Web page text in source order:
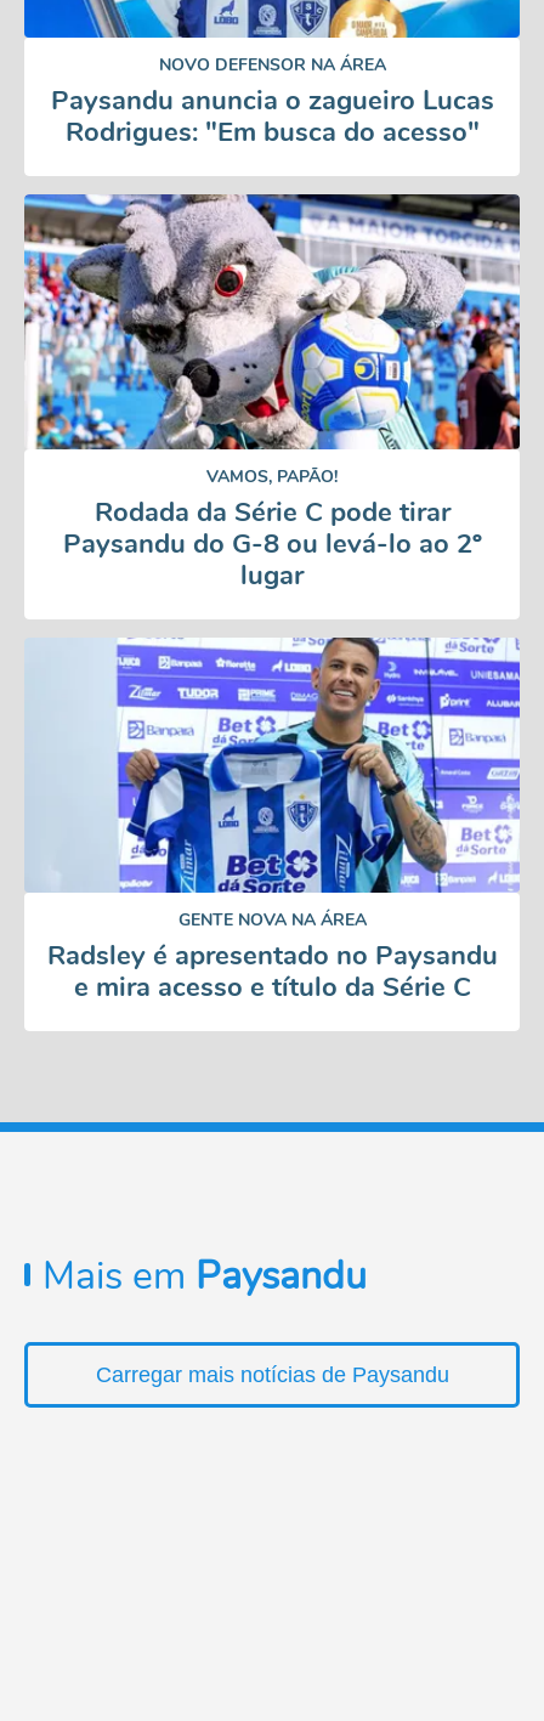
NOVO DEFENSOR NA ÁREA
Paysandu anuncia o zagueiro Lucas
Rodrigues: "Em busca do acesso"
VAMOS, PAPÃO!
Rodada da Série C pode tirar
Paysandu do G-8 ou levá-lo ao 2º
lugar
GENTE NOVA NA ÁREA
Radsley é apresentado no Paysandu
e mira acesso e título da Série C
Mais em Paysandu
Carregar mais notícias de Paysandu